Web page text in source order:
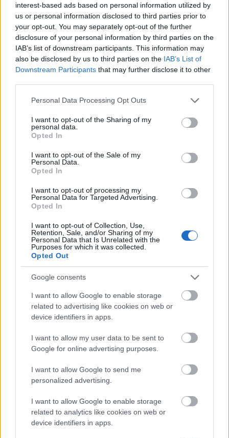
interest-based ads based on personal information utilized by
us or personal information disclosed to third parties prior to
your opt-out. You may separately opt-out of the further
disclosure of your personal information by third parties on the
IAB’s list of downstream participants. This information may
also be disclosed by us to third parties on the IAB’s List of
Downstream Participants that may further disclose it to other
Please note that this website/app uses one or more Google
not limited to your visit or usage behaviour. You may click to
grant or deny consent to Google and its third-party tags to
use your data for below specified purposes in below Google
consent section.
Personal Data Processing Opt Outs
I want to opt-out of the Sharing of my
personal data.
Opted In
I want to opt-out of the Sale of my
Personal Data.
Opted In
I want to opt-out of processing my
Personal Data for Targeted Advertising.
Opted In
I want to opt-out of Collection, Use,
Retention, Sale, and/or Sharing of my
Personal Data that Is Unrelated with the
Purposes for which it was collected.
Opted Out
Google consents
I want to allow Google to enable storage
related to advertising like cookies on web or
device identifiers in apps.
I want to allow my user data to be sent to
Google for online advertising purposes.
I want to allow Google to send me
personalized advertising.
I want to allow Google to enable storage
related to analytics like cookies on web or
device identifiers in apps.
(A képen jobbról: a fiatal Sondheim és Hammerstein)
Hammerstein Richard Rodgers-szel írt harmadik
szempontból kísérleti műnek számító
Allegro ) első
igazi fizetéséért (heti 25 dollárért) Sondheim is
megtanulhatta, hogyan is állítanak színpadra egy
darabot a showbiznisz világában.
De mit is kapott valójában Sondheim mentorától a
közös gondolkodással töltött hosszú évek alatt?
Először is, megtanulta, hogyan lehet egy dallal
történetet elmesélni, hogyan kell egy dalt felépíteni,
hogyan kell a rímeket használni, azt, hogy mi számít
hatásosnak a színpadon, mire kell figyelni a
karakterizálásnál. És ami talán a legfontosabb: a
daloknak, akárcsak a zenének és a párbeszédeknek
mindig fontos dramaturgiai funkciójuk van.
Zárásként álljon itt Oscar Hammerstein egy
gondolata, amelyet Sondheim munkássága során
Egy jó dal legfontosabb alkotóeleme az
őszinteség. Legyen a dal csak és kizárólag a
tiéd. Akármilyen fontos vagy éppen